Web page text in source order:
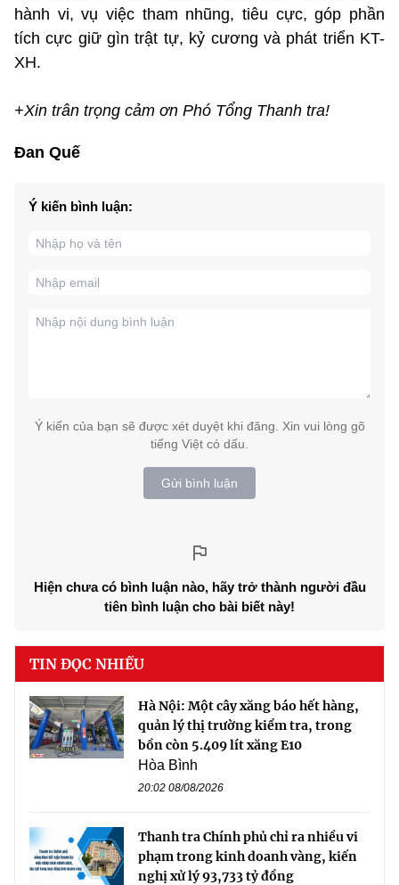
hành vi, vụ việc tham nhũng, tiêu cực, góp phần
tích cực giữ gìn trật tự, kỷ cương và phát triển KT-
XH.
+Xin trân trọng cảm ơn Phó Tổng Thanh tra!
Đan Quế
Ý kiến bình luận:
Ý kiến của bạn sẽ được xét duyệt khi đăng. Xin vui lòng gõ
tiếng Việt có dấu.
Gửi bình luận
Hiện chưa có bình luận nào, hãy trở thành người đầu
tiên bình luận cho bài biết này!
TIN ĐỌC NHIỀU
Hà Nội: Một cây xăng báo hết hàng,
quản lý thị trường kiểm tra, trong
bồn còn 5.409 lít xăng E10
Hòa Bình
20:02 08/08/2026
Thanh tra Chính phủ chỉ ra nhiều vi
phạm trong kinh doanh vàng, kiến
nghị xử lý 93,733 tỷ đồng